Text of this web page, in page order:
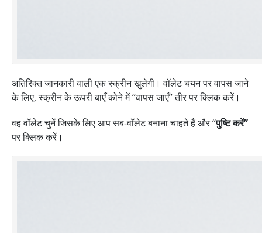
अतिरिक्त जानकारी वाली एक स्क्रीन खुलेगी। वॉलेट चयन पर वापस जाने
के लिए, स्क्रीन के ऊपरी बाएँ कोने में “वापस जाएँ” तीर पर क्लिक करें।
वह वॉलेट चुनें जिसके लिए आप सब-वॉलेट बनाना चाहते हैं और “पुष्टि करें”
पर क्लिक करें।